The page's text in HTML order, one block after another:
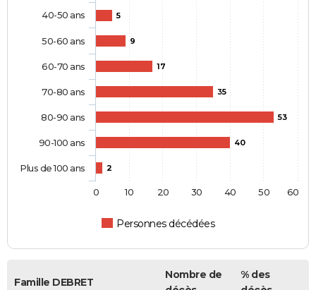
5
9
17
35
53
40
2
Personnes décédées
40-50 ans
50-60 ans
60-70 ans
70-80 ans
80-90 ans
90-100 ans
Plus de 100 ans
0 10 20 30 40 50 60
Famille DEBRET
Nombre de
% des